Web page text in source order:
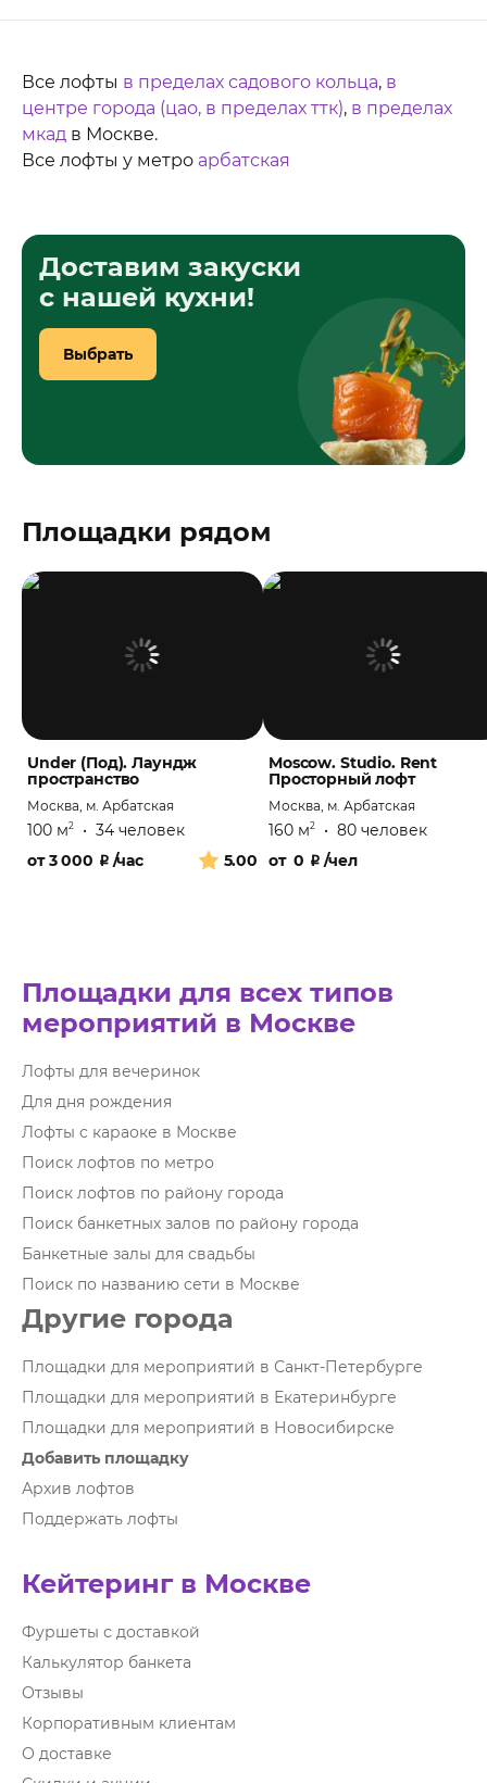
Все лофты в пределах садового кольца, в
центре города (цао, в пределах ттк), в пределах
мкад в Москве.
Все лофты у метро арбатская
Доставим закуски
с нашей кухни!
Выбрать
Площадки рядом
Under (Под). Лаундж
пространство
Москва, м. Арбатская
100 м2 • 34 человек
5.00
от3 000 ₽ /час
Moscow. Studio. Rent
Просторный лофт
Москва, м. Арбатская
160 м2 • 80 человек
от0 ₽ /чел
Площадки для всех типов
мероприятий в Москве
Лофты для вечеринок
Для дня рождения
Лофты с караоке в Москве
Поиск лофтов по метро
Поиск лофтов по району города
Поиск банкетных залов по району города
Банкетные залы для свадьбы
Поиск по названию сети в Москве
Другие города
Площадки для мероприятий в Санкт-Петербурге
Площадки для мероприятий в Екатеринбурге
Площадки для мероприятий в Новосибирске
Добавить площадку
Архив лофтов
Поддержать лофты
Кейтеринг в Москве
Фуршеты с доставкой
Калькулятор банкета
Отзывы
Корпоративным клиентам
О доставке